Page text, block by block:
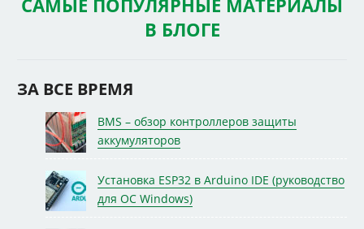
В БЛОГЕ
ЗА ВСЕ ВРЕМЯ
BMS – обзор контроллеров защиты
аккумуляторов
Установка ESP32 в Arduino IDE (руководство
для ОС Windows)